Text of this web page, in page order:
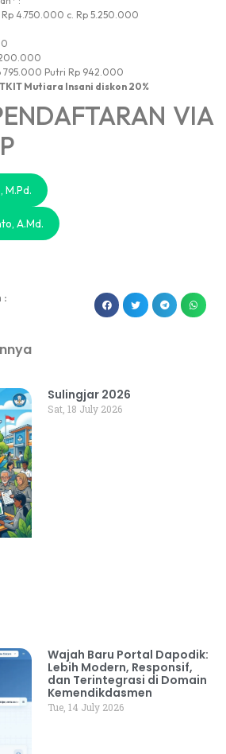
4.750.000 c. Rp 5.250.000
200.000
795.000 Putri Rp 942.000
Mutiara Insani diskon 20%
VIA
M.Pd.
A.Md.
:
Sulingjar 2026
Sat, 18 July 2026
Wajah Baru Portal Dapodik:
Lebih Modern, Responsif,
dan Terintegrasi di Domain
Kemendikdasmen
Tue, 14 July 2026